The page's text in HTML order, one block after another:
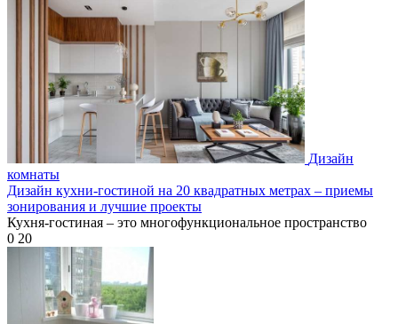
Дизайн
комнаты
Дизайн кухни-гостиной на 20 квадратных метрах – приемы
зонирования и лучшие проекты
Кухня-гостиная – это многофункциональное пространство
0 20